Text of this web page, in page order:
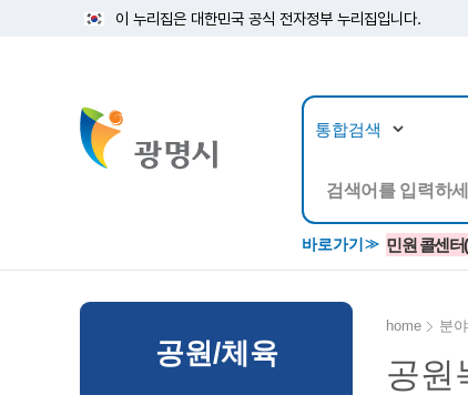
이 누리집은 대한민국 공식 전자정부 누리집입니다.
바로가기 민원 콜센터
뉴스/정보공개
소
민
민
교
공원/체육
home 분
공원